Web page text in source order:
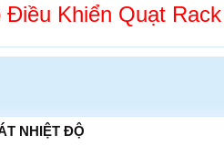
Điều Khiển Quạt
NHIỆT ĐỘ